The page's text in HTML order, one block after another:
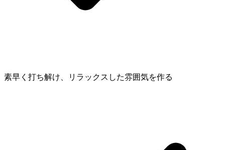
素早く打ち解け、リラックスした雰囲気を作る